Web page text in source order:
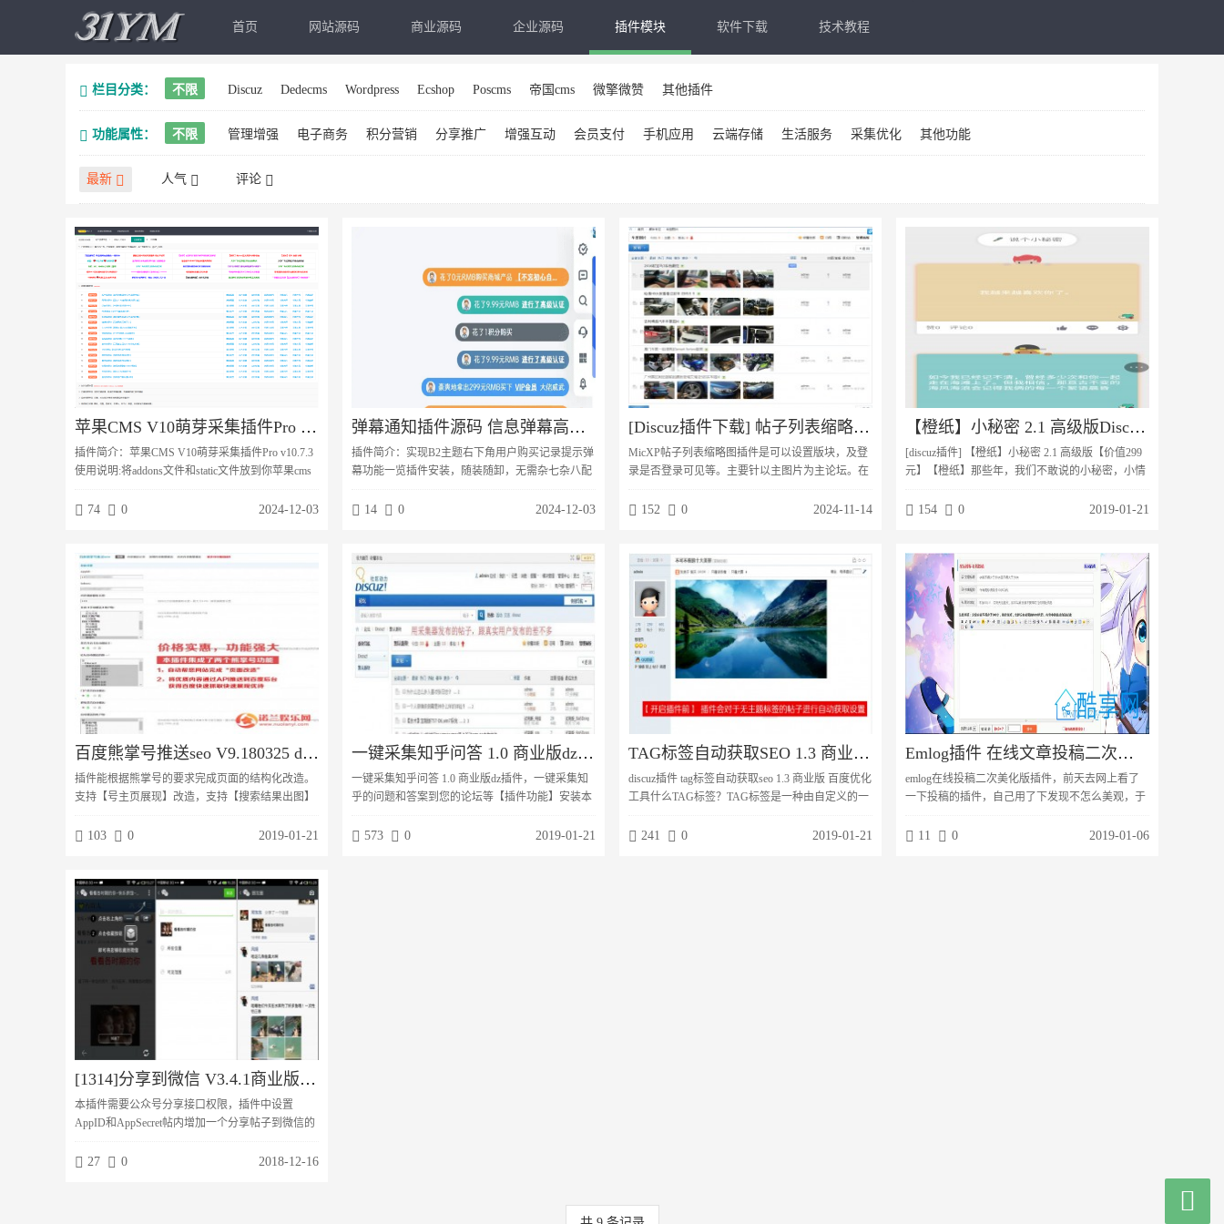
首页 网站源码 商业源码 企业源码 插件模块 软件下载 技术教程
栏目分类： 不限 Discuz Dedecms Wordpress Ecshop Poscms 帝国cms 微擎微赞 其他插件
功能属性： 不限 管理增强 电子商务 积分营销 分享推广 增强互动 会员支付 手机应用 云端存储 生活服务 采集优化 其他功能
最新 人气 评论
苹果CMS V10萌芽采集插件Pro v10.7.3
插件简介：苹果CMS V10萌芽采集插件Pro v10.7.3
使用说明:将addons文件和static文件放到你苹果cms
启用。http://你的域
2024-12-03
74 0
弹幕通知插件源码 信息弹幕高级插件版 高能弹幕条 信息弹幕效果
插件简介：实现B2主题右下角用户购买记录提示弹
幕功能一览插件安装，随装随卸，无需杂七杂八配
弹幕打赏信息弹幕认证信息弹幕充值信息弹幕兑换
记录提示弹幕功能一览插件安装，随装随卸，无需
杂七杂八配置。购买隐藏内容付费文件弹幕购买商
城物品信息弹幕打赏信息弹幕认证信息弹...
2024-12-03
14 0
[Discuz插件下载] 帖子列表缩略图 2.0.0商业版
MicXP帖子列表缩略图插件是可以设置版块，及登
录是否登录可见等。主要针以主图片为主论坛。在
幻灯的模式浏览。依据你论坛的页面宽度后台可能
2024-11-14
152 0
【橙纸】小秘密 2.1 高级版Discuz插件【价值299元】
[discuz插件] 【橙纸】小秘密 2.1 高级版【价值299
元】【橙纸】那些年，我们不敢说的小秘密，小情
像。2、秘密置顶，置顶后会发光吆，还有心形图
能）1、快捷回到顶部按钮2、发布时未登录的闪烁
提示3、排序规则（最新发布，最新回复）。4、免
登陆模式，开启后发布、点赞...
2019-01-21
154 0
百度熊掌号推送seo V9.180325 dz插件
插件能根据熊掌号的要求完成页面的结构化改造。
支持【号主页展现】改造，支持【搜索结果出图】
内容到百度。支持三大推送模式模式一：前台手动
面高效快捷详细功能介绍同时支持论坛帖子推送，
支持门户文章推送，群组内容推送推送URL以伪静
态优先，真正迎合搜索引擎做seo支持手动推送，...
2019-01-21
103 0
一键采集知乎问答 1.0 商业版dz插件
一键采集知乎问答 1.0 商业版dz插件，一键采集知
乎的问题和答案到您的论坛等【插件功能】安装本
词，一键采集知乎的问题和答案到您的论坛、群组
2019-01-21
573 0
TAG标签自动获取SEO 1.3 商业版 百度优化工具 Discuz插件
discuz插件 tag标签自动获取seo 1.3 商业版 百度优化
工具什么TAG标签？TAG标签是一种由自定义的一
的关键词。运用TAG标签，可以使网站的文章更容
2019-01-21
241 0
Emlog插件 在线文章投稿二次美化版 已修复部分bug
emlog在线投稿二次美化版插件，前天去网上看了
一下投稿的插件，自己用了下发现不怎么美观，于
投稿地址：域名/?plugin=tougao
2019-01-06
11 0
[1314]分享到微信 V3.4.1商业版【价值299元】
本插件需要公众号分享接口权限，插件中设置
AppID和AppSecret帖内增加一个分享帖子到微信的
到微信的操作方法，引导会员将帖子分享到微信朋
2018-12-16
27 0
